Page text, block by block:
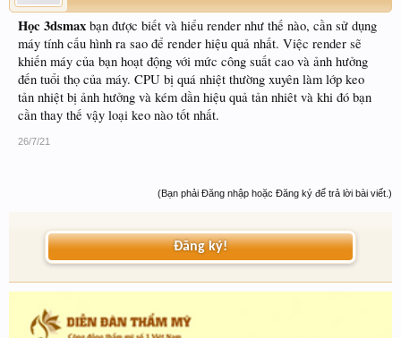
Học 3dsmax bạn được biết và hiểu render như thế nào, cần sử dụng
máy tính cấu hình ra sao để render hiệu quả nhất. Việc render sẽ
khiến máy của bạn hoạt động với mức công suất cao và ảnh hưởng
đến tuổi thọ của máy. CPU bị quá nhiệt thường xuyên làm lớp keo
tản nhiệt bị ảnh hưởng và kém dần hiệu quả tản nhiêt và khi đó bạn
cần thay thế vậy loại keo nào tốt nhất.
26/7/21
(Bạn phải Đăng nhập hoặc Đăng ký để trả lời bài viết.)
Đăng ký!